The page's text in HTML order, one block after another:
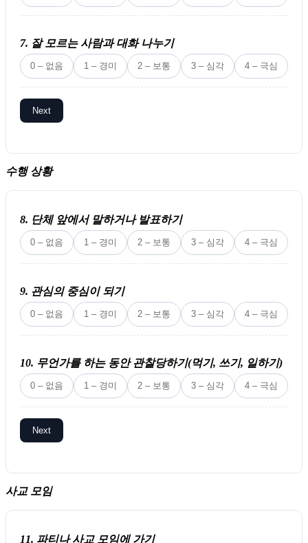
7. 잘 모르는 사람과 대화 나누기
0 – 없음 1 – 경미 2 – 보통 3 – 심각 4 – 극심
Next
수행 상황
8. 단체 앞에서 말하거나 발표하기
0 – 없음 1 – 경미 2 – 보통 3 – 심각 4 – 극심
9. 관심의 중심이 되기
0 – 없음 1 – 경미 2 – 보통 3 – 심각 4 – 극심
10. 무언가를 하는 동안 관찰당하기(먹기, 쓰기, 일하기)
0 – 없음 1 – 경미 2 – 보통 3 – 심각 4 – 극심
Next
사교 모임
11. 파티나 사교 모임에 가기